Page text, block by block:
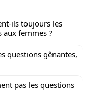
ils toujours les
aux femmes ?
questions gênantes,
pas les questions